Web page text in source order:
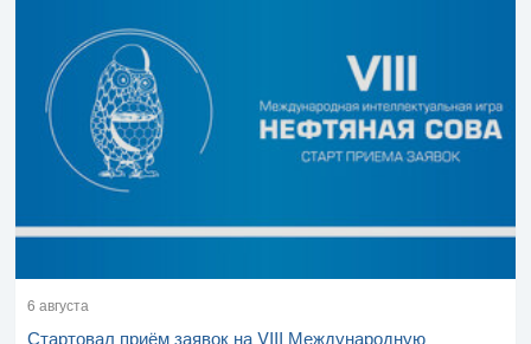
6 августа
Стартовал приём заявок на VIII Международную